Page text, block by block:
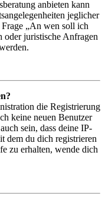
anbieten kann
jeglicher
„An wen soll ich
oder juristische Anfragen
die Registrierung
keine neuen Benutzer
sein, dass deine IP-
dem du dich registrieren
zu erhalten, wende dich